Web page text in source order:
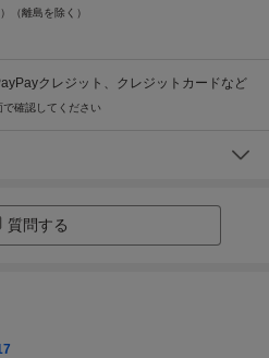
）（離島を除く）
クレジット、クレジットカードなど
確認してください
質問する